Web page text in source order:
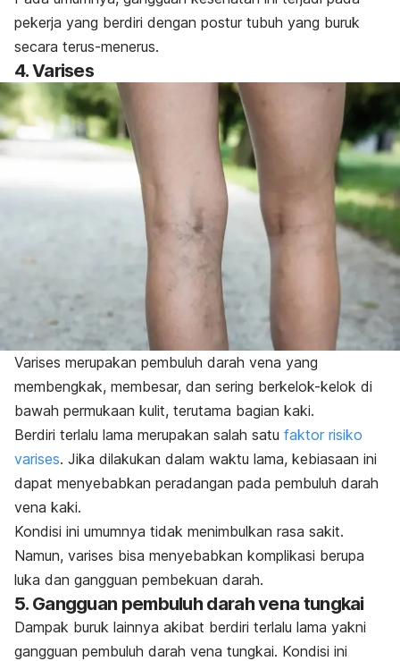
pekerja yang berdiri dengan postur tubuh yang buruk
secara terus-menerus.
4. Varises
Varises merupakan pembuluh darah vena yang
membengkak, membesar, dan sering berkelok-kelok di
bawah permukaan kulit, terutama bagian kaki.
Berdiri terlalu lama merupakan salah satu faktor risiko
varises. Jika dilakukan dalam waktu lama, kebiasaan ini
dapat menyebabkan peradangan pada pembuluh darah
vena kaki.
Kondisi ini umumnya tidak menimbulkan rasa sakit.
Namun, varises bisa menyebabkan komplikasi berupa
luka dan gangguan pembekuan darah.
5. Gangguan pembuluh darah vena tungkai
Dampak buruk lainnya akibat berdiri terlalu lama yakni
gangguan pembuluh darah vena tungkai. Kondisi ini